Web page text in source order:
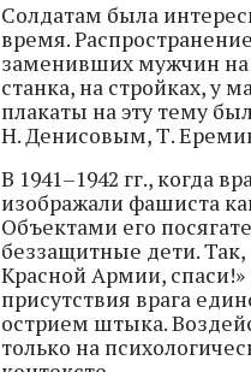
Солдатам была
время.
заменивших мужчин на
станка, на стройках, у
плакаты на эту тему
Н. Денисовым, Т.
В 1941–1942 гг., когда
изображали фашиста
Объектами его
беззащитные дети. Так,
Красной Армии, спаси!»
присутствия врага
острием штыка.
только на